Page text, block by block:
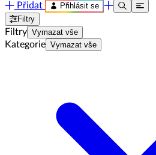
Přidat
Přihlásit se
Filtry
Filtry Vymazat vše
Kategorie Vymazat vše